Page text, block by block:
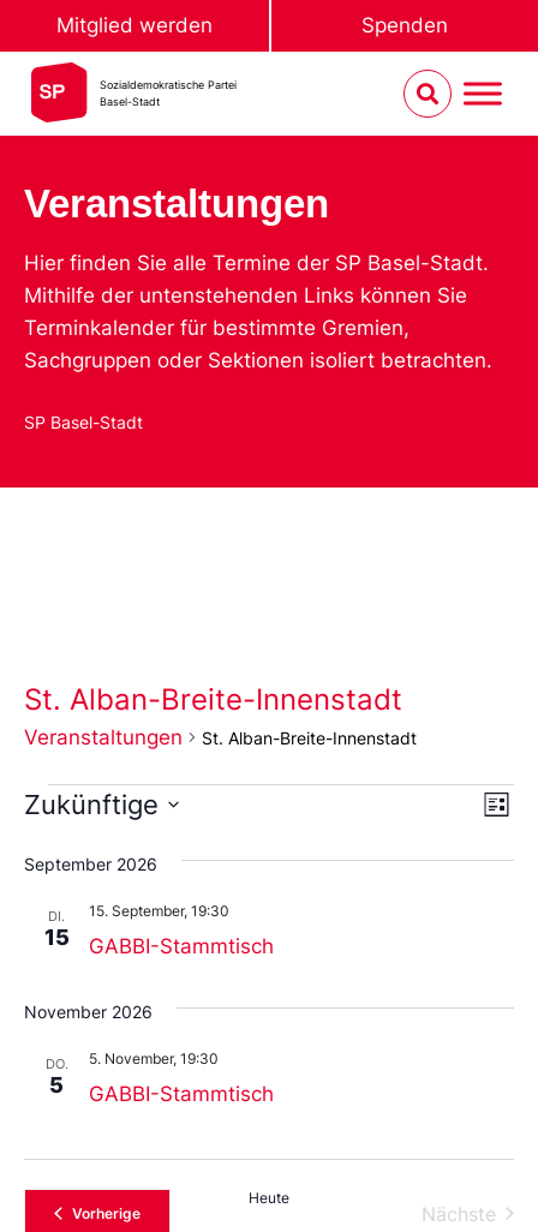
Mitglied werden Spenden
Sozialdemokratische Partei
Basel-Stadt
Veranstaltungen
Hier finden Sie alle Termine der SP Basel-Stadt.
Mithilfe der untenstehenden Links können Sie
Terminkalender für bestimmte Gremien,
Sachgruppen oder Sektionen isoliert betrachten.
SP Basel-Stadt
St. Alban-Breite-Innenstadt
Veranstaltungen St. Alban-Breite-Innenstadt
Liste
Zukünftige
Sie
das
aus.
September 2026
DI.
15 GABBI-Stammtisch
15. September, 19:30
November 2026
DO.
5 GABBI-Stammtisch
5. November, 19:30
VorherigeVeranstaltungen
Heute
Nächste